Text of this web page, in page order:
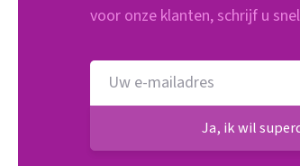
voor onze klanten, schrijf u
Ja, ik wil